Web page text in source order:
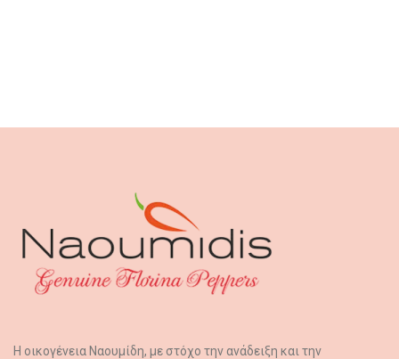
Η οικογένεια Ναουμίδη, με στόχο την ανάδειξη και την